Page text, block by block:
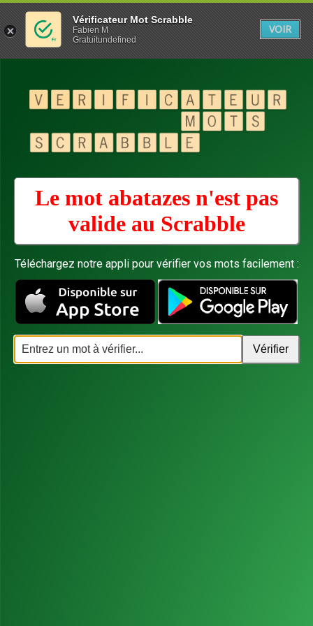
Le mot abatazes n'est pas
valide au Scrabble
Téléchargez notre appli pour vérifier vos mots facilement :
Vérificateur Mot Scrabble
Fabien M
Gratuitundefined
VOIR